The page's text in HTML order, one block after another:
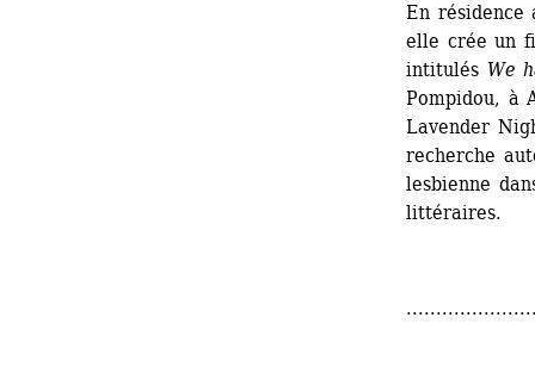
En résidence
elle crée un
intitulés We
Pompidou, à
Lavender
recherche
lesbienne
littéraires.